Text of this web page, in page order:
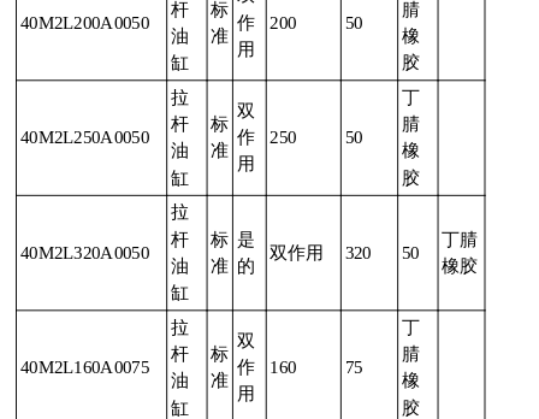
40M2L200A0050
杆
油
缸
标
准
作
用
200 50
腈
橡
胶
40M2L250A0050
拉
杆
油
缸
标
准
双
作
用
250 50
丁
腈
橡
胶
40M2L320A0050
拉
杆
油
缸
标
准
是
的
双作用 320 50
丁腈
橡胶
40M2L160A0075
拉
杆
油
缸
标
准
双
作
用
160 75
丁
腈
橡
胶